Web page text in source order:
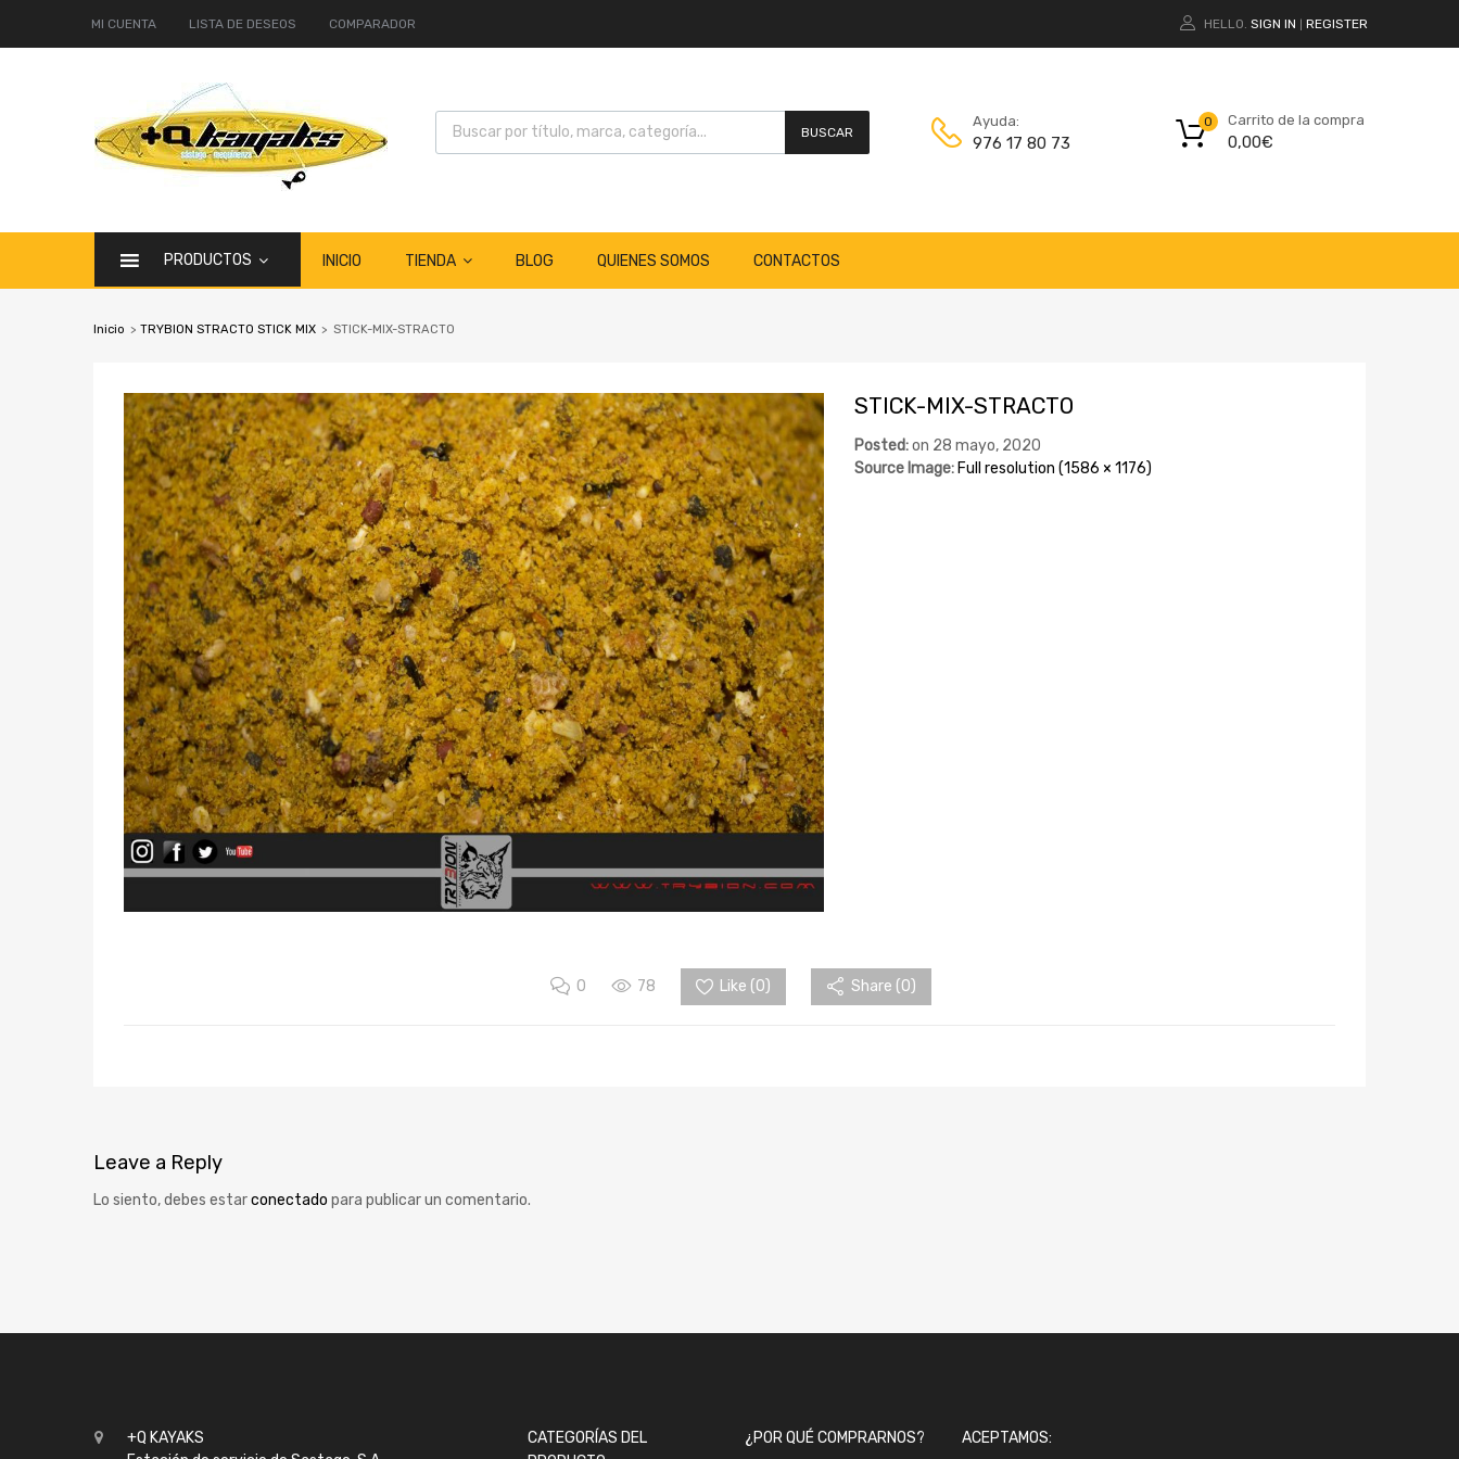
MI CUENTA LISTA DE DESEOS COMPARADOR HELLO. SIGN IN REGISTER
BUSCAR
Ayuda:
976 17 80 73
Carrito de la compra
0,00€
0
PRODUCTOS INICIO TIENDA BLOG QUIENES SOMOS CONTACTOS
Inicio > TRYBION STRACTO STICK MIX > STICK-MIX-STRACTO
STICK-MIX-STRACTO
Posted:on 28 mayo, 2020
Source Image: Full resolution (1586 × 1176)
0 78 Like (0) Share (0)
Leave a Reply
Lo siento, debes estarconectado para publicar un comentario.
+Q KAYAKS
CATEGORÍAS DEL
¿POR QUÉ COMPRARNOS? ACEPTAMOS: